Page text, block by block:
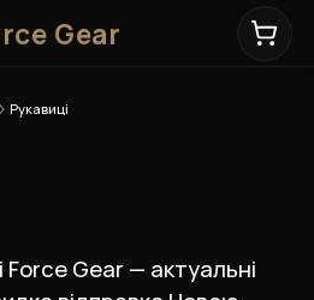
Gear
Рукавиці
Force Gear — актуальні